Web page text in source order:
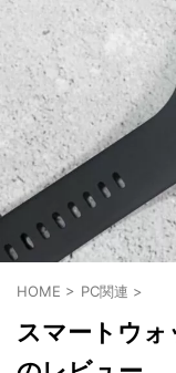
HOME > PC関連 >
スマートウ